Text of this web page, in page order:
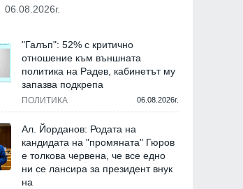
06.08.2026г.
"Галъп": 52% с критично
отношение към външната
политика на Радев, кабинетът му
запазва подкрепа
ПОЛИТИКА 06.08.2026г.
Ал. Йорданов: Родата на
кандидата на "промяната" Гюров
е толкова червена, че все едно
ни се лансира за президент внук
на